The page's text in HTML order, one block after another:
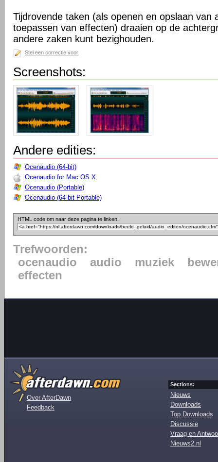
Tijdrovende taken (als openen en opslaan van
toepassen van effecten) draaien op de
andere zaken kunt bezighouden.
Stel een correctie voor
Screenshots:
Andere edities:
Ocenaudio (64-bit)
Ocenaudio for Mac OS X
Ocenaudio (Portable)
Ocenaudio (64-bit Portable)
HTML code om naar deze pagina te linken:
Trefwoorden:
ocenaudio
audio muziek
effecten
Over AfterDawn
Feedback
Sections:
Nieuws
Downloads
Top Downloads
Discussie
Vraag en
Nieuws2.nl